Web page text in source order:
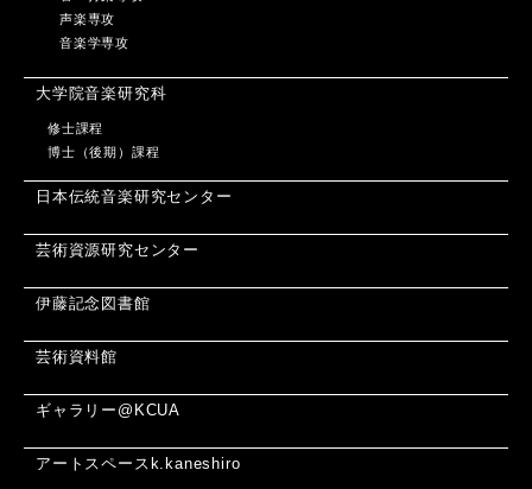
声楽専攻
音楽学専攻
大学院音楽研究科
修士課程
博士（後期）課程
日本伝統音楽研究センター
芸術資源研究センター
伊藤記念図書館
芸術資料館
ギャラリー@KCUA
アートスペースk.kaneshiro